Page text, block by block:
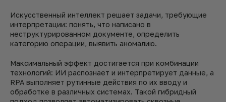
Искусственный интеллект решает задачи, требующие
интерпретации: понять, что написано в
неструктурированном документе, определить
категорию операции, выявить аномалию.
Максимальный эффект достигается при комбинации
технологий: ИИ распознает и интерпретирует данные, а
RPA выполняет рутинные действия по их вводу и
обработке в различных системах. Такой гибридный